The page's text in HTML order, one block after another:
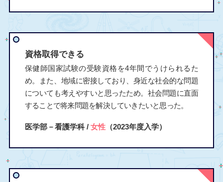
資格取得できる
保健師国家試験の受験資格を4年間でうけられるた
め。また、地域に密接しており、身近な社会的な問題
についても考えやすいと思ったため。社会問題に直面
することで将来問題を解決していきたいと思った。
医学部－看護学科 / 女性（2023年度入学）